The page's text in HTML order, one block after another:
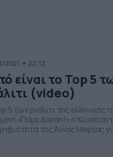
2021 22:12
είναι το Top 5
(video)
5 των ριάλιτι της
«Πάμε Δανάη!» ο
της Άννας Μαρίας